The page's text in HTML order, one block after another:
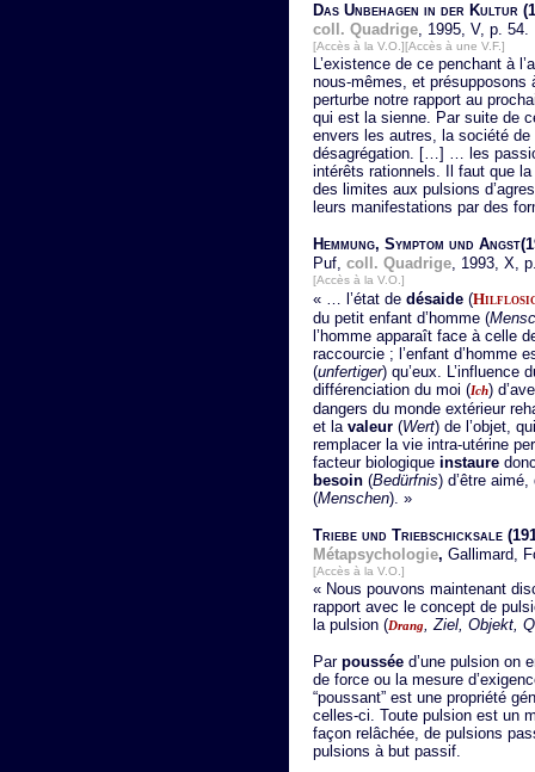
Das Unbehagen in der Kultur
coll. Quadrige, 1995, V, p. 54.
[Accès à la V.O.][Accès à une V.F.]
L’existence de ce penchant à
nous-mêmes, et présupposons
perturbe notre rapport au
qui est la sienne. Par suite de
envers les autres, la société
désagrégation. […] … les
intérêts rationnels. Il faut que
des limites aux pulsions
leurs manifestations par des
Hemmung, Symptom und Angst
Puf, coll. Quadrige, 1993, X,
[Accès à la V.O.]
« … l’état de désaide (
du petit enfant d’homme (
l’homme apparaît face à celle
raccourcie ; l’enfant d’homme
(unfertiger) qu’eux. L’influence
différenciation du moi (Ich)
dangers du monde extérieur
et la valeur (Wert) de l’objet,
remplacer la vie intra-utérine
facteur biologique instaure
besoin (Bedürfnis) d’être
(Menschen). »
Triebe und Triebschicksale
Métapsychologie, Gallimard,
[Accès à la V.O.]
« Nous pouvons maintenant
rapport avec le concept de
la pulsion (Drang, Ziel, Objekt,
Par poussée d’une pulsion on
de force ou la mesure
“poussant” est une propriété
celles-ci. Toute pulsion est un
façon relâchée, de pulsions
pulsions à but passif.